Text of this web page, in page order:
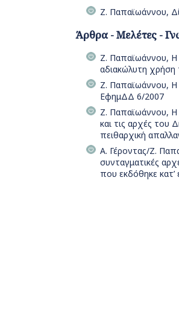
Ζ. Παπαϊωάννου,
Άρθρα - Μελέτες -
Ζ. Παπαϊωάννου, Η
αδιακώλυτη
Ζ. Παπαϊωάννου, Η
ΕφημΔΔ 6/2007
Ζ. Παπαϊωάννου, Η
και τις αρχές του
πειθαρχική
Α. Γέροντας/Ζ.
συνταγματικές
που εκδόθηκε